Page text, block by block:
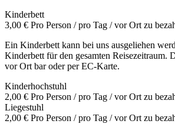
Kinderbett
3,00 € Pro Person / pro Tag / vor Ort zu
Ein Kinderbett kann bei uns ausgeliehen
Kinderbett für den gesamten Reisezeitraum.
vor Ort bar oder per EC-Karte.
Kinderhochstuhl
2,00 € Pro Person / pro Tag / vor Ort zu
Liegestuhl
2,00 € Pro Person / pro Tag / vor Ort zu